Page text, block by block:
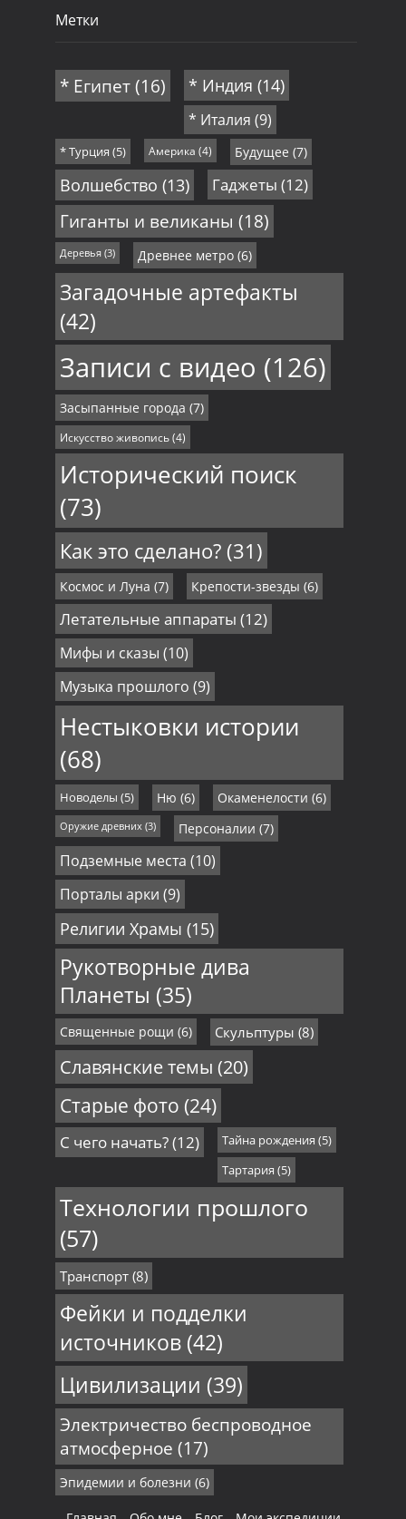
Метки
* Египет(16) * Индия (14)
* Италия (9)
* Турция (5) Америка (4) Будущее (7)
Волшебство (13) Гаджеты (12)
Гиганты и великаны (18)
Деревья(3) Древнее метро(6)
Загадочные артефакты
(42)
Записи с видео (126)
Засыпанные города (7)
Искусство живопись(4)
Исторический поиск
(73)
Как это сделано?(31)
Космос и Луна (7) Крепости-звезды (6)
Летательные аппараты (12)
Мифы и сказы (10)
Музыка прошлого (9)
Нестыковки истории
(68)
Новоделы (5) Ню (6) Окаменелости (6)
Оружие древних(3) Персоналии (7)
Подземные места (10)
Порталы арки (9)
Религии Храмы (15)
Рукотворные дива
Планеты (35)
Священные рощи (6) Скульптуры (8)
Славянские темы (20)
Старые фото (24)
С чего начать?(12) Тайна рождения (5)
Тартария (5)
Технологии прошлого
(57)
Транспорт(8)
Фейки и подделки
источников(42)
Цивилизации (39)
Электричество беспроводное
атмосферное (17)
Эпидемии и болезни (6)